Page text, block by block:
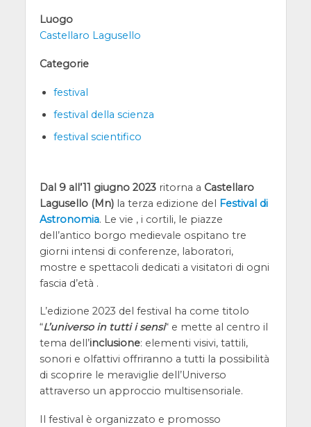
Luogo
Castellaro Lagusello
Categorie
festival
festival della scienza
festival scientifico
Dal 9 all’11 giugno 2023ritorna a Castellaro
Lagusello (Mn)la terza edizione del Festival di
Astronomia. Le vie , i cortili, le piazze
dell’antico borgo medievale ospitano tre
giorni intensi di conferenze, laboratori,
mostre e spettacoli dedicati a visitatori di ogni
fascia d’età .
L’edizione 2023 del festival ha come titolo
“L’universo in tutti i sensi“ e mette al centro il
tema dell’inclusione: elementi visivi, tattili,
sonori e olfattivi offriranno a tutti la possibilità
di scoprire le meraviglie dell’Universo
attraverso un approccio multisensoriale.
Il festival è organizzato e promosso